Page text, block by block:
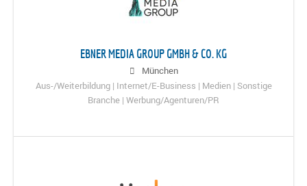
EBNER MEDIA GROUP GMBH & CO. KG
München
Aus-/Weiterbildung | Internet/E-Business | Medien | Sonstige
Branche | Werbung/Agenturen/PR